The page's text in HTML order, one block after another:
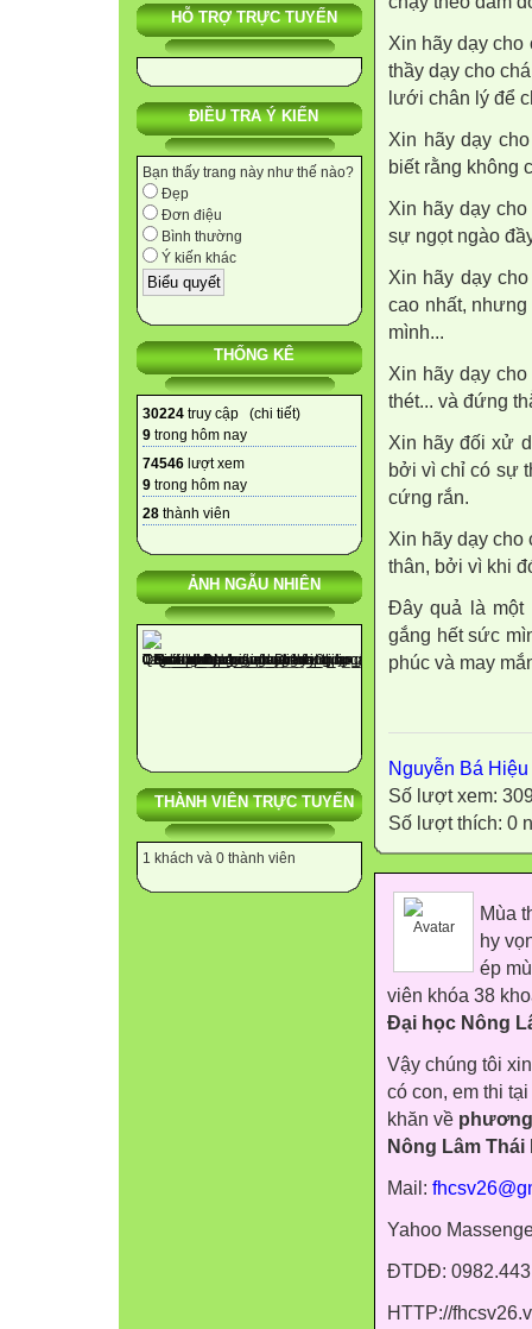
HỖ TRỢ TRỰC TUYẾN
ĐIỀU TRA Ý KIẾN
Bạn thấy trang này như thế nào?
Đẹp
Đơn điệu
Bình thường
Ý kiến khác
THỐNG KÊ
30224 truy cập (chi tiết)
9 trong hôm nay
74546 lượt xem
9 trong hôm nay
28 thành viên
ẢNH NGẪU NHIÊN
THÀNH VIÊN TRỰC TUYẾN
1 khách và 0 thành viên
Xin hãy dạy
thầy dạy cho
lưới chân lý để
Xin hãy dạy
biết rằng không
Xin hãy dạy
sự ngọt ngào
Xin hãy dạy
cao nhất,
mình...
Xin hãy dạy
thét... và đứng
Xin hãy đối xử
bởi vì chỉ có sự
cứng rắn.
Xin hãy dạy cho
thân, bởi vì khi
Đây quả là một
gắng hết sức
phúc và may
Nguyễn Bá Hiệu
Số lượt xem:
Số lượt thích: 0
Mùa
hy
ép
viên khóa 38
Đại học Nông
Vậy chúng tôi
có con, em thi
khăn về
Nông Lâm Thái
Mail:
Yahoo
ĐTDĐ:
HTTP://